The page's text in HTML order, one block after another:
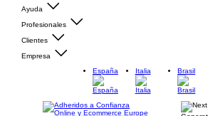
Ayuda
Profesionales
Clientes
Empresa
España
Italia Brasil